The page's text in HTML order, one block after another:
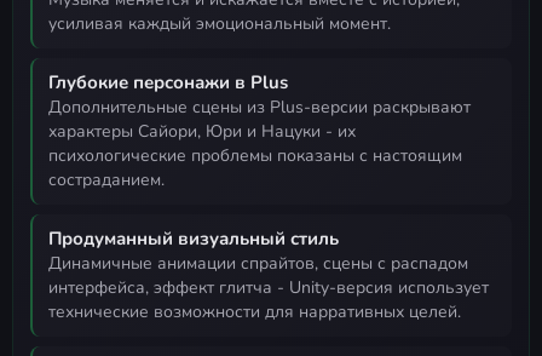
усиливая каждый эмоциональный момент.
Глубокие персонажи в Plus
дополнительные сцены из Plus-версии раскрывают
характеры Сайори, Юри и Нацуки - их
психологические проблемы показаны с настоящим
состраданием.
Продуманный визуальный стиль
динамичные анимации спрайтов, сцены с распадом
интерфейса, эффект глитча - Unity-версия использует
технические возможности для нарративных целей.